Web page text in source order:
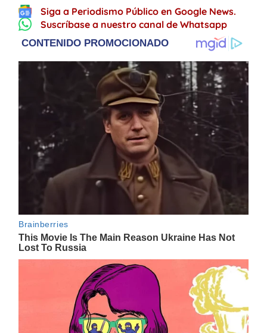
Siga a Periodismo Público en Google News.
Suscríbase a nuestro canal de Whatsapp